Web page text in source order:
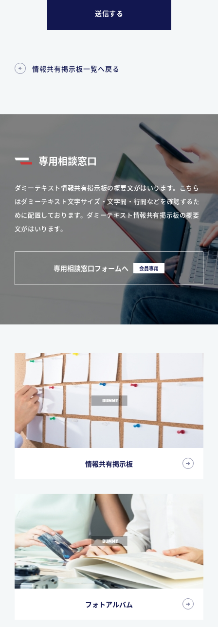
情報共有掲示板一覧へ戻る
専用相談窓口
ダミーテキスト情報共有掲示板の概要文がはいります。こちら
はダミーテキスト文字サイズ・文字間・行間などを確認するた
めに配置しております。ダミーテキスト情報共有掲示板の概要
文がはいります。
専用相談窓口フォームへ 会員専用
情報共有掲示板
フォトアルバム